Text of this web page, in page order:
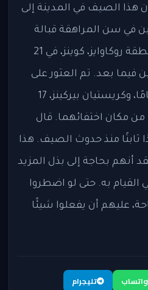
هذا الصيف في المدينة إلى
في سن المراهقة قبالة
متنزه جاكوب ريس في منطقة روكاوايز، كوينز، في 21
فيما بعد. تم العثور على
جثتي إليجا تشاندلر، 16 عامًا، وكريستيان بيركينز، 17
بالقرب من مكان اختفائهما. قال
ثابتًا منذ حدوث الصيف. هذا
أنهم بحاجة إلى بذل المزيد
به. حتى لو اضطروا
عليهم أن يفعلوا شيئًا
واتساب
تليجرام